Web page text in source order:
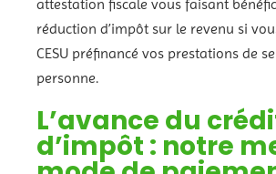
attestation fiscale vous faisant
réduction d’impôt sur le revenu si
CESU préfinancé vos prestations de
personne.
L’avance du
d’impôt : notre